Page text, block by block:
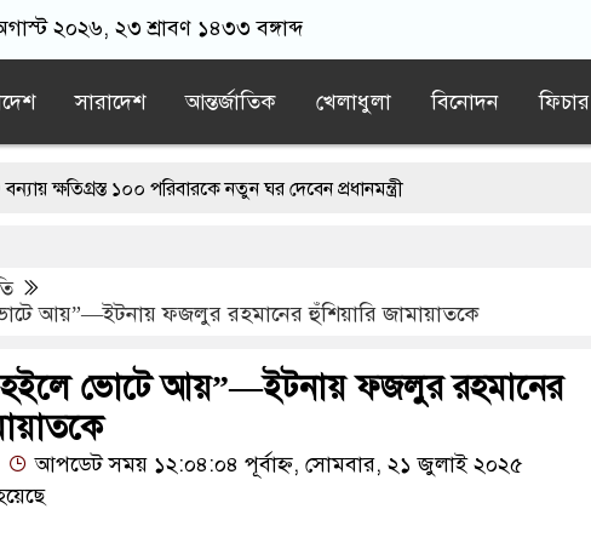
২০২৬, ২৩ শ্রাবণ ১৪৩৩ বঙ্গাব্দ
সারাদেশ আন্তর্জাতিক খেলাধুলা বিনোদন ফিচার
১০০ পরিবারকে নতুন ঘর দেবেন প্রধানমন্ত্রী
তাই জীবিত অবস্থায় নিজের চল্লিশার আয়োজন করলেন বৃদ্ধ
শেষ হতে পারে: ট্রাম্প
আয়”—ইটনায় ফজলুর রহমানের হুঁশিয়ারি জামায়াতকে
হইলে ভোটে আয়”—ইটনায় ফজলুর রহমানের
আপডেট সময় ১২:০৪:০৪ পূর্বাহ্ন, সোমবার, ২১ জুলাই ২০২৫